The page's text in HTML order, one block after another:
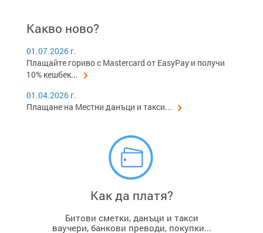
Какво ново?
01.07.2026 г.
Плащайте гориво с Mastercard от EasyPay и получи
10% кешбек...
01.04.2026 г.
Плащане на Местни данъци и такси...
Как да платя?
Битови сметки, данъци и такси
ваучери, банкови преводи, покупки...